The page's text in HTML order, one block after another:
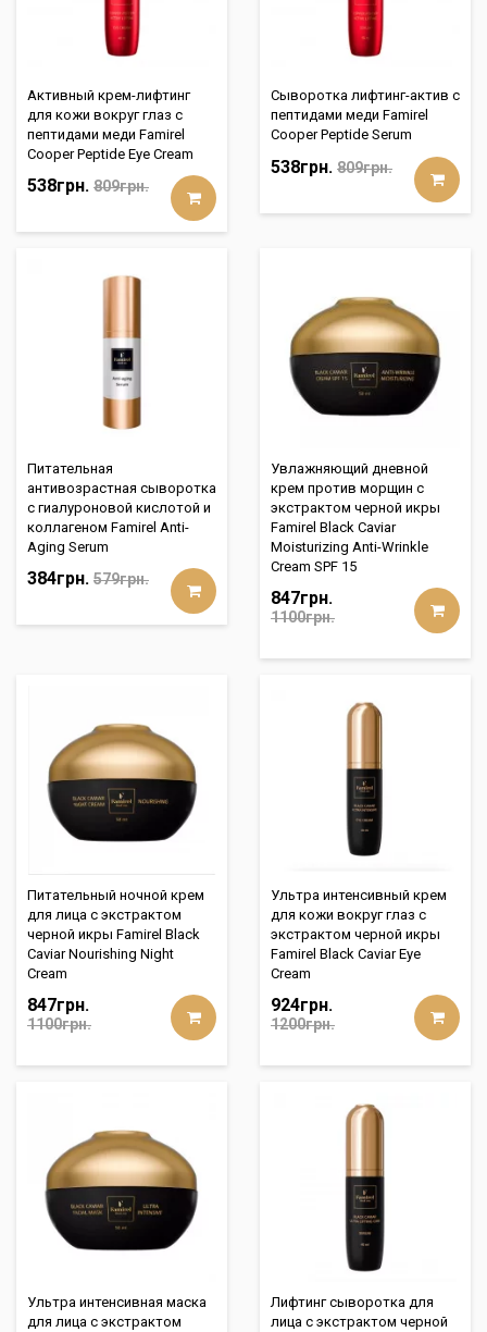
Активный крем-лифтинг
для кожи вокруг глаз с
пептидами меди Famirel
Cooper Peptide Eye Cream
538грн. 809грн.
Сыворотка лифтинг-актив с
пептидами меди Famirel
Cooper Peptide Serum
538грн. 809грн.
Питательная
антивозрастная сыворотка
с гиалуроновой кислотой и
коллагеном Famirel Anti-
Aging Serum
384грн. 579грн.
Увлажняющий дневной
крем против морщин с
экстрактом черной икры
Famirel Black Caviar
Moisturizing Anti-Wrinkle
Cream SPF 15
847грн.
1100грн.
Питательный ночной крем
для лица с экстрактом
черной икры Famirel Black
Caviar Nourishing Night
Cream
847грн.
1100грн.
Ультра интенсивный крем
для кожи вокруг глаз с
экстрактом черной икры
Famirel Black Caviar Eye
Cream
924грн.
1200грн.
Ультра интенсивная маска
для лица с экстрактом
Лифтинг сыворотка для
лица с экстрактом черной